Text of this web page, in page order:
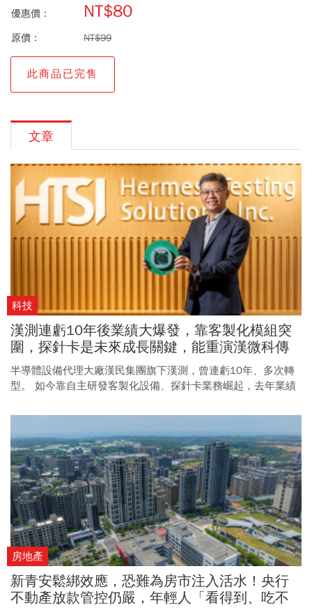
優惠價： NT$80
原價： NT$99
此商品已完售
文章
科技
漢測連虧10年後業績大爆發，靠客製化模組突
圍，探針卡是未來成長關鍵，能重演漢微科傳
奇？
半導體設備代理大廠漢民集團旗下漢測，曾連虧10年、多次轉
型。 如今靠自主研發客製化設備、探針卡業務崛起，去年業績
房地產
新青安鬆綁效應，恐難為房市注入活水！央行
不動產放款管控仍嚴，年輕人「看得到、吃不